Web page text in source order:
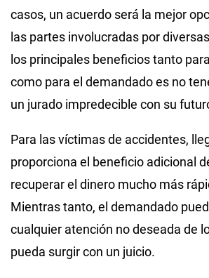
casos, un acuerdo será la mejor
las partes involucradas por
los principales beneficios tanto
como para el demandado es no
un jurado impredecible con su
Para las víctimas de accidentes,
proporciona el beneficio adicional
recuperar el dinero mucho más
Mientras tanto, el demandado
cualquier atención no deseada de
pueda surgir con un juicio.